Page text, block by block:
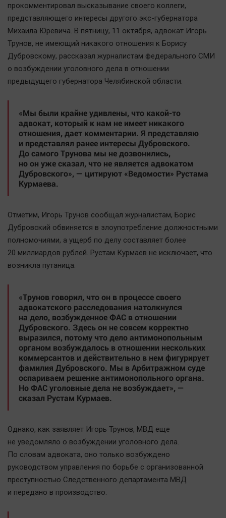
Общество
Политика
Экономика
Происшествия
Здоровье
Культура
Мнения
Спорт
Технологии
Отраслевые темы
Hедвижимость
Образование
Автомобили
XX век: криминальные уроки
Банки
Медиаграмотность
Новости компаний
Прогулки по городу Ч
Спецпроект
Статистика
Челябинск космический
Другие рубрики
Bookworms
Афиша
Блогеркуль
Быстрый медиазавод
Вирус чтения
прокомментировал высказывание своего коллеги,
представляющего интересы другого экс-губернатора
Михаила Юревича. В пятницу, 11 октября, адвокат Игорь
Трунов, не имеющий никакого отношения к Борису
Дубровскому, рассказал журналистам федерального СМИ
о возбуждении уголовного дела в отношении
предыдущего губернатора Челябинской области.
«Мы были крайне удивлены, что какой-то
адвокат, который к нам не имеет никакого
отношения, дает комментарии. Я представляю
и представлял ранее интересы Дубровского.
До самого Трунова мы не дозвонились,
но он уже сказал, что не является адвокатом
Дубровского», — цитируют «Ведомости» Рустама
Курмаева.
Отметим, Игорь Трунов сообщал журналистам, Борис
Дубровский обвиняется в злоупотребление должностными
полномочиями, а ущерб по делу составляет более
20 миллиардов рублей. Рустам Курмаев не исключает, что
возникла путаница.
«Трунов говорил, что он в процессе своего
адвокатского расследования натолкнулся
на дело, возбужденное ФАС в отношении
Дубровского. Здесь он не совсем корректно
выразился, потому что дело антимонопольным
органом возбуждалось в отношении нескольких
коммерсантов и действительно в нем фигурирует
фамилия Дубровского. Мы в Арбитражном суде
оспариваем решение антимонопольного органа.
Но ФАС уголовные дела не возбуждает», —
сказал Рустам Курмаев.
Однако, как заявляет Игорь Трунов, МВД еще
не уведомляло о возбуждении уголовного дела.
По словам адвоката, оно только возбуждено
руководством управления по борьбе с организованной
преступностью Следственного департамента МВД
и передано в производство.